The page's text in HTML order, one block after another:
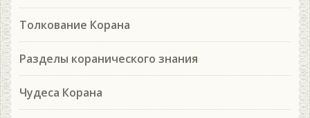
Толкование Корана
Разделы коранического знания
Чудеса Корана